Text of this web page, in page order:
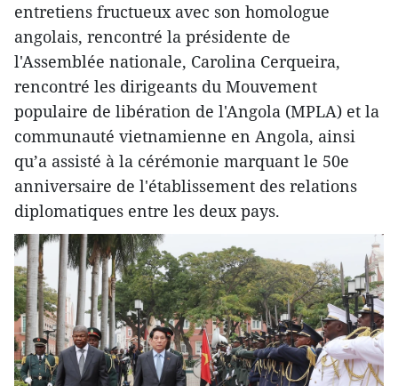
entretiens fructueux avec son homologue
angolais, rencontré la présidente de
l'Assemblée nationale, Carolina Cerqueira,
rencontré les dirigeants du Mouvement
populaire de libération de l'Angola (MPLA) et la
communauté vietnamienne en Angola, ainsi
qu’a assisté à la cérémonie marquant le 50e
anniversaire de l'établissement des relations
diplomatiques entre les deux pays.